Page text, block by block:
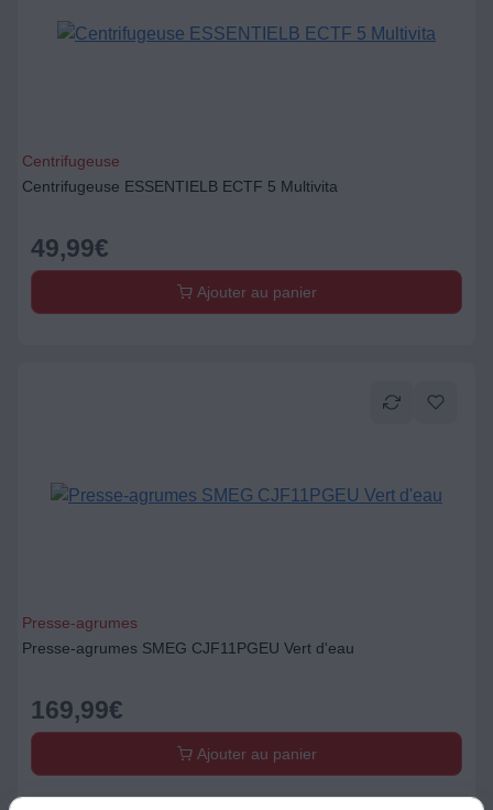
Centrifugeuse
Centrifugeuse ESSENTIELB ECTF 5 Multivita
49,99€
Ajouter au panier
Presse-agrumes
Presse-agrumes SMEG CJF11PGEU Vert d'eau
169,99€
Ajouter au panier